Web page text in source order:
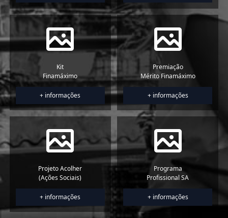
Kit
Finamáximo
+ informações
Premiação
Mérito Finamáximo
+ informações
Projeto Acolher
(Ações Sociais)
+ informações
Programa
Profissional SA
+ informações